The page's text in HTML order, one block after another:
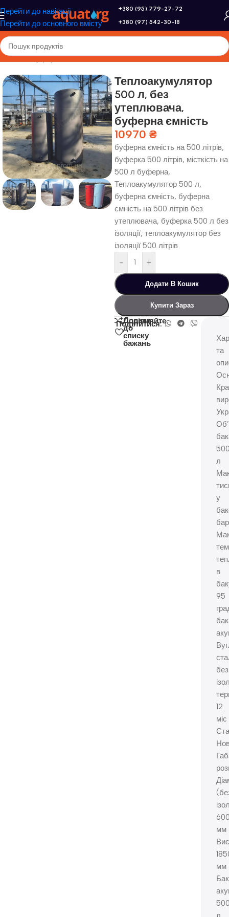
Перейти до навігації
Перейти до основного вмісту
+380 (95) 779-27-72
+380 (97) 542-30-18
Головна/Буферные емкости
Теплоакумулятор
500 л, без
утеплювача,
буферна ємність
10970 ₴
буферна ємність на 500 літрів,
буферка 500 літрів, місткість на
500 л буферна,
Теплоакумулятор 500 л,
буферна ємність, буферна
ємність на 500 літрів без
утеплювача, буферка 500 л без
ізоляції, теплоакумулятор без
ізоляції 500 літрів
-
+
Додати В Кошик
Купити Зараз
Порівняйте
Додати
до
списку
бажань
Поділитися:
та
л
у
в
95
без
12
міс
мм
мм